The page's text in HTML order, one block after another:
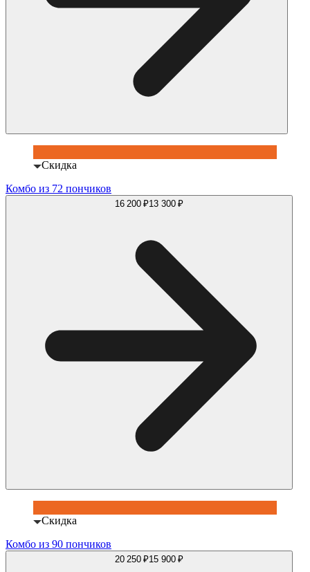
Скидка
Комбо из 72 пончиков
16 200 ₽13 300 ₽
Скидка
Комбо из 90 пончиков
20 250 ₽15 900 ₽